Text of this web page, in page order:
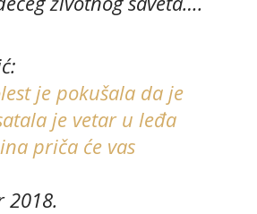
je pokušala da je
je vetar u leđa
priča će vas
2018.